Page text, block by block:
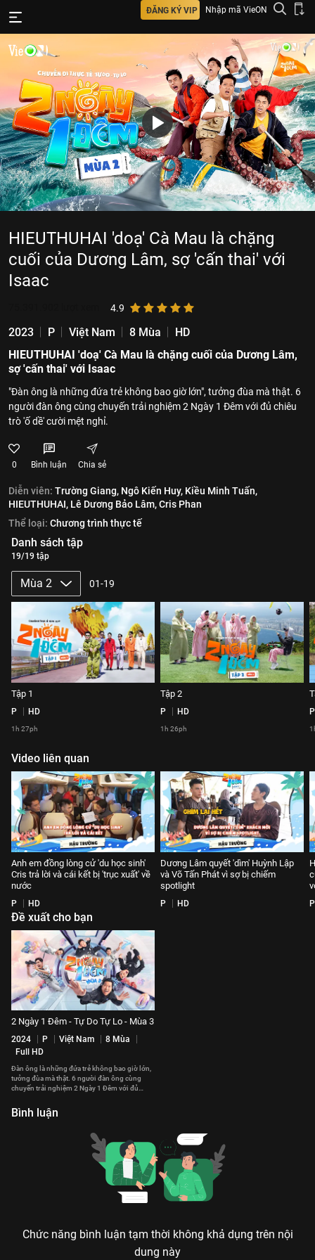
ĐĂNG KÝ VIP Nhập mã VieON
HIEUTHUHAI 'doạ' Cà Mau là chặng
cuối của Dương Lâm, sợ 'cấn thai' với
Isaac
4.9
2023 P Việt Nam 8 Mùa
HD
HIEUTHUHAI 'doạ' Cà Mau là chặng cuối của Dương Lâm,
sợ 'cấn thai' với Isaac
"Đàn ông là những đứa trẻ không bao giờ lớn", tưởng đùa mà thật. 6
người đàn ông cùng chuyến trải nghiệm 2 Ngày 1 Đêm với đủ chiêu
trò 'ố dề' cười mệt nghỉ.
0 Bình luận Chia sẻ
Diễn viên: Trường Giang, Ngô Kiến Huy, Kiều Minh Tuấn,
HIEUTHUHAI, Lê Dương Bảo Lâm,Cris Phan
Thể loại: Chương trình thực tế
Danh sách tập
19/19 tập
Mùa 2 01-19
Tập 1
P HD
1h 27ph
Tập 2
P HD
1h 26ph
P
Video liên quan
Anh em đồng lòng cử 'du học sinh'
Cris trả lời và cái kết bị 'trục xuất' về
nước
P HD
Dương Lâm quyết 'dìm' Huỳnh Lập
và Võ Tấn Phát vì sợ bị chiếm
spotlight
P HD P
Đề xuất cho bạn
2 Ngày 1 Đêm - Tự Do Tự Lo - Mùa 3
2024 P Việt Nam
8 Mùa
Full HD
Đàn ông là những đứa trẻ không bao giờ lớn,
tưởng đùa mà thật. 6 người đàn ông cùng
chuyến trải nghiệm 2 Ngày 1 Đêm với đủ
Bình luận
Chức năng bình luận tạm thời không khả dụng trên nội
dung này